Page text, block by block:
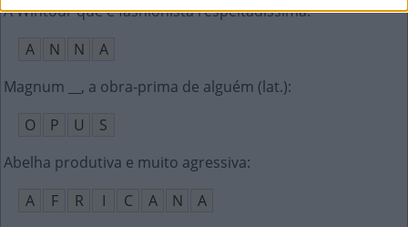
A Wintour que é fashionista respeitadíssima:
A
N N
A
Magnum __, a obra-prima de alguém (lat.):
O
P U
S
Abelha produtiva e muito agressiva:
A
F R I C A N
A